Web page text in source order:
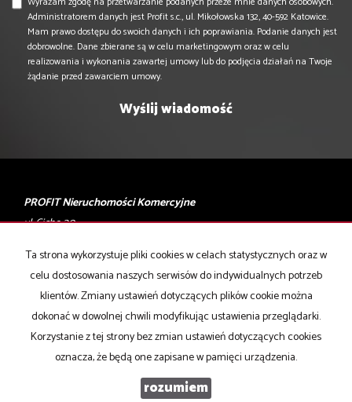
Administratorem danych jest Profit s.c., ul. Mikołowska 132, 40-592 Katowice.
Mam prawo dostępu do swoich danych i ich poprawiania. Podanie danych jest
dobrowolne. Dane zbierane są w celu marketingowym oraz w celu
realizowania i wykonania zawartej umowy lub do podjęcia działań na Twoje
żądanie przed zawarciem umowy.
PROFIT Nieruchomości Komercyjne
ul. Cicha 20
T: 506 028 001, 506 028 002
biuro@profity.pl
Mieszkaniana wynajem
na wynajem
Działkina wynajem
Ta strona wykorzystuje pliki cookies w celach statystycznych oraz w
celu dostosowania naszych serwisów do indywidualnych potrzeb
klientów. Zmiany ustawień dotyczących plików cookie można
dokonać w dowolnej chwili modyfikując ustawienia przeglądarki.
Korzystanie z tej strony bez zmian ustawień dotyczących cookies
oznacza, że będą one zapisane w pamięci urządzenia.
rozumiem